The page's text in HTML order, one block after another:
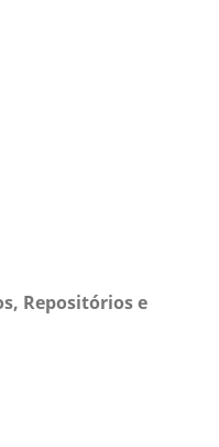
Repositórios e